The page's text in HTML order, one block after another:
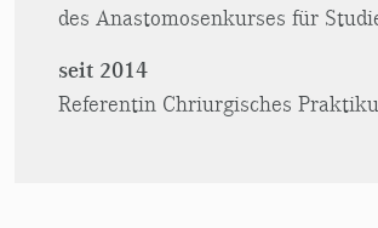
des Anastomosenkurses für
seit 2014
Referentin Chriurgisches